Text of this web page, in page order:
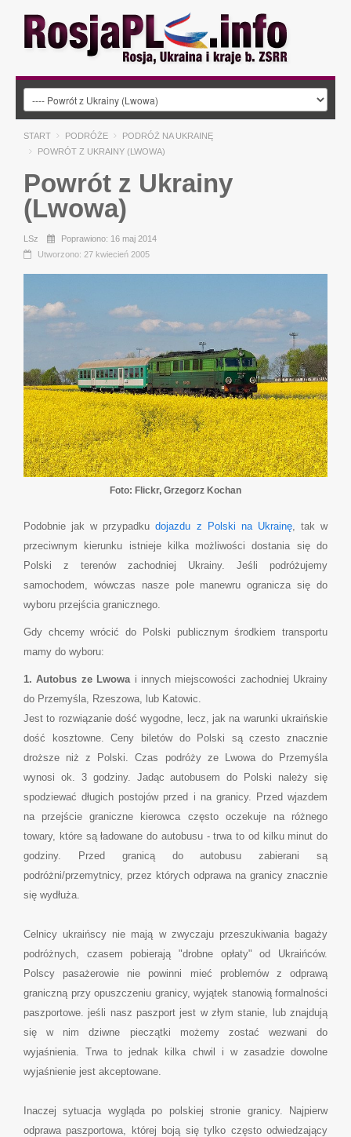
START PODRÓŻE
PODRÓŻ NA UKRAINĘ
POWRÓT Z UKRAINY (LWOWA)
Powrót z Ukrainy
(Lwowa)
LSz
Poprawiono: 16 maj 2014
Utworzono: 27 kwiecień 2005
Foto: Flickr, Grzegorz Kochan
Podobnie jak w przypadkudojazdu z Polski na Ukrainę, tak w
przeciwnym kierunku istnieje kilka możliwości dostania się do
Polski z terenów zachodniej Ukrainy. Jeśli podróżujemy
samochodem, wówczas nasze pole manewru ogranicza się do
wyboru przejścia granicznego.
Gdy chcemy wrócić do Polski publicznym środkiem transportu
mamy do wyboru:
1. Autobus ze Lwowa i innych miejscowości zachodniej Ukrainy
do Przemyśla, Rzeszowa, lub Katowic.
Jest to rozwiązanie dość wygodne, lecz, jak na warunki ukraińskie
dość kosztowne. Ceny biletów do Polski są czesto znacznie
droższe niż z Polski. Czas podróży ze Lwowa do Przemyśla
wynosi ok. 3 godziny. Jadąc autobusem do Polski należy się
spodziewać długich postojów przed i na granicy. Przed wjazdem
na przejście graniczne kierowca często oczekuje na różnego
towary, które są ładowane do autobusu - trwa to od kilku minut do
godziny. Przed granicą do autobusu zabierani są
podróżni/przemytnicy, przez których odprawa na granicy znacznie
się wydłuża.
Celnicy ukraińscy nie mają w zwyczaju przeszukiwania bagaży
podróżnych, czasem pobierają "drobne opłaty" od Ukraińców.
Polscy pasażerowie nie powinni mieć problemów z odprawą
graniczną przy opuszczeniu granicy, wyjątek stanowią formalności
paszportowe. jeśli nasz paszport jest w złym stanie, lub znajdują
się w nim dziwne pieczątki możemy zostać wezwani do
wyjaśnienia. Trwa to jednak kilka chwil i w zasadzie dowolne
wyjaśnienie jest akceptowane.
Inaczej sytuacja wygląda po polskiej stronie granicy. Najpierw
odprawa paszportowa, której boją się tylko często odwiedzający